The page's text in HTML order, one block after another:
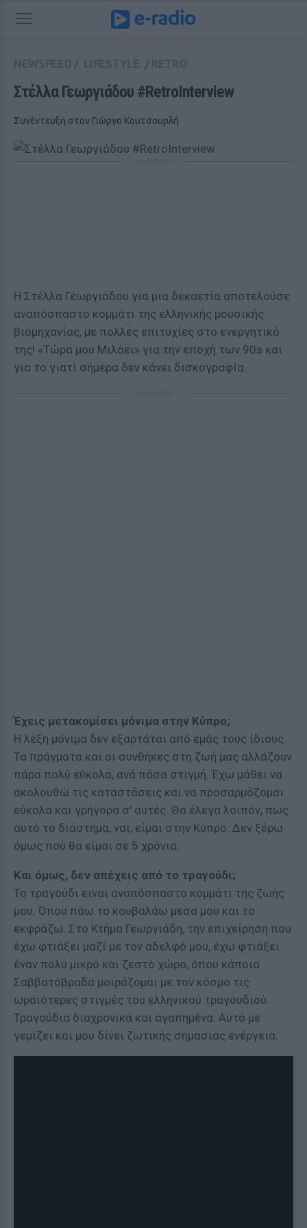
Στέλλα Γεωργιάδου #RetroInterview
Συνέντευξη στον Γιώργο Κουτσουρλή
Η Στέλλα Γεωργιάδου για μια δεκαετία αποτελούσε
αναπόσπαστο κομμάτι της ελληνικής μουσικής
βιομηχανίας, με πολλές επιτυχίες στο ενεργητικό
της! «Τώρα μου Μιλάει» για την εποχή των 90s και
για το γιατί σήμερα δεν κάνει δισκογραφία.
Έχεις μετακομίσει μόνιμα στην Κύπρο;
Η λέξη μόνιμα δεν εξαρτάται από εμάς τους ίδιους.
Τα πράγματα και οι συνθήκες στη ζωή μας αλλάζουν
πάρα πολύ εύκολα, ανά πάσα στιγμή. Έχω μάθει να
ακολουθώ τις καταστάσεις και να προσαρμόζομαι
εύκολα και γρήγορα σ' αυτές. Θα έλεγα λοιπόν, πως
αυτό το διάστημα, ναι, είμαι στην Κύπρο. Δεν ξέρω
όμως πού θα είμαι σε 5 χρόνια.
Και όμως, δεν απέχεις από το τραγούδι;
Το τραγούδι ειναι αναπόσπαστο κομμάτι της ζωής
μου. Όπου πάω το κουβαλάω μεσα μου και το
εκφράζω. Στο Κτήμα Γεωργιάδη, την επιχείρηση που
έχω φτιάξει μαζί με τον αδελφό μου, έχω φτιάξει
έναν πολύ μικρό και ζεστό χώρο, όπου κάποια
Σαββατόβραδα μοιράζομαι με τον κόσμο τις
ωραιότερες στιγμές του ελληνικού τραγουδιού.
Τραγούδια διαχρονικά και αγαπημένα. Αυτό με
γεμίζει και μου δίνει ζωτικής σημασίας ενέργεια.